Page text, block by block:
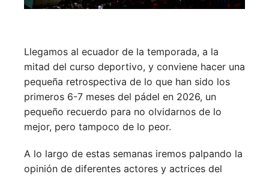
Llegamos al ecuador de la temporada, a la
mitad del curso deportivo, y conviene hacer una
pequeña retrospectiva de lo que han sido los
primeros 6-7 meses del pádel en 2026, un
pequeño recuerdo para no olvidarnos de lo
mejor, pero tampoco de lo peor.
A lo largo de estas semanas iremos palpando la
opinión de diferentes actores y actrices del